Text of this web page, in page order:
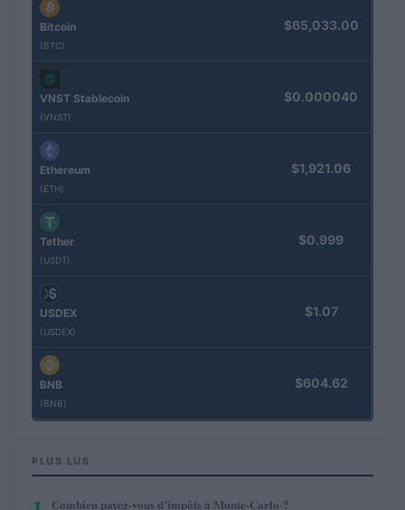
Bitcoin
(BTC)
$65,033.00
VNST Stablecoin
(VNST)
$0.000040
Ethereum
(ETH)
$1,921.06
Tether
(USDT)
$0.999
USDEX
(USDEX)
$1.07
BNB
(BNB)
$604.62
PLUS LUS
Combien payez-vous d’impôts à Monte-Carlo ?